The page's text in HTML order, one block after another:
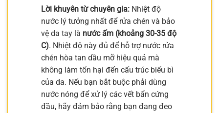
Lời khuyên từ chuyên gia: Nhiệt độ
nước lý tưởng nhất để rửa chén và bảo
vệ da tay là nước ấm (khoảng 30-35 độ
C). Nhiệt độ này đủ để hỗ trợ nước rửa
chén hòa tan dầu mỡ hiệu quả mà
không làm tổn hại đến cấu trúc biểu bì
của da. Nếu bạn bắt buộc phải dùng
nước nóng để xử lý các vết bẩn cứng
đầu, hãy đảm bảo rằng bạn đang đeo